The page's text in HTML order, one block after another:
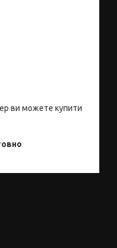
ви можете купити